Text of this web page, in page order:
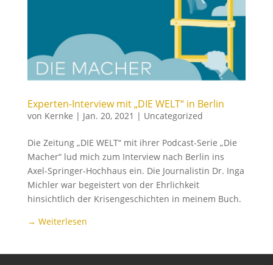
Experten-Interview mit „DIE WELT“ in Berlin
von Kernke | Jan. 20, 2021 | Uncategorized
Die Zeitung „DIE WELT“ mit ihrer Podcast-Serie „Die
Macher“ lud mich zum Interview nach Berlin ins
Axel-Springer-Hochhaus ein. Die Journalistin Dr. Inga
Michler war begeistert von der Ehrlichkeit
hinsichtlich der Krisengeschichten in meinem Buch.
→ Weiterlesen